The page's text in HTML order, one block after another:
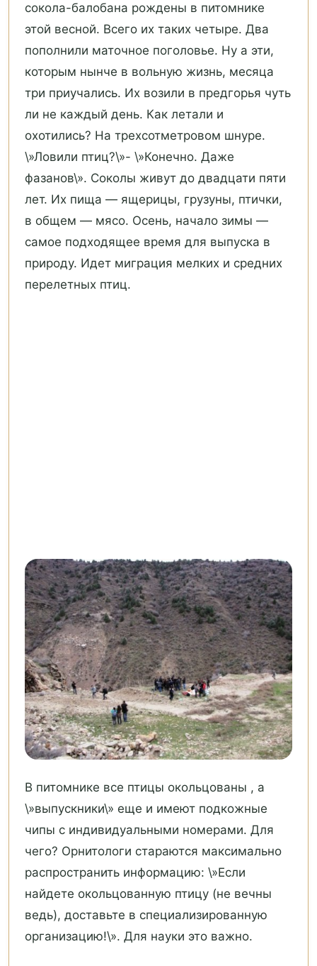
сокола-балобана рождены в питомнике
этой весной. Всего их таких четыре. Два
пополнили маточное поголовье. Ну а эти,
которым нынче в вольную жизнь, месяца
три приучались. Их возили в предгорья чуть
ли не каждый день. Как летали и
охотились? На трехсотметровом шнуре.
\»Ловили птиц?\»- \»Конечно. Даже
фазанов\». Соколы живут до двадцати пяти
лет. Их пища — ящерицы, грузуны, птички,
в общем — мясо. Осень, начало зимы —
самое подходящее время для выпуска в
природу. Идет миграция мелких и средних
перелетных птиц.
В питомнике все птицы окольцованы , а
\»выпускники\» еще и имеют подкожные
чипы с индивидуальными номерами. Для
чего? Орнитологи стараются максимально
распространить информацию: \»Если
найдете окольцованную птицу (не вечны
ведь), доставьте в специализированную
организацию!\». Для науки это важно.